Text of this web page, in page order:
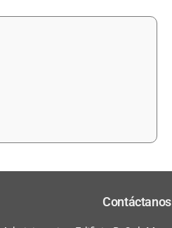
Contáctanos